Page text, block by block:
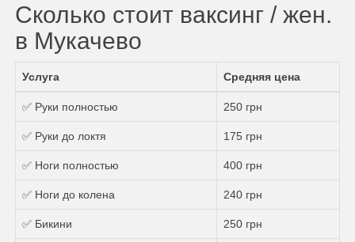
Сколько стоит ваксинг / жен.
в Мукачево
Услуга Средняя цена
✅ Руки полностью 250 грн
✅ Руки до локтя 175 грн
✅ Ноги полностью 400 грн
✅ Ноги до колена 240 грн
✅ Бикини 250 грн